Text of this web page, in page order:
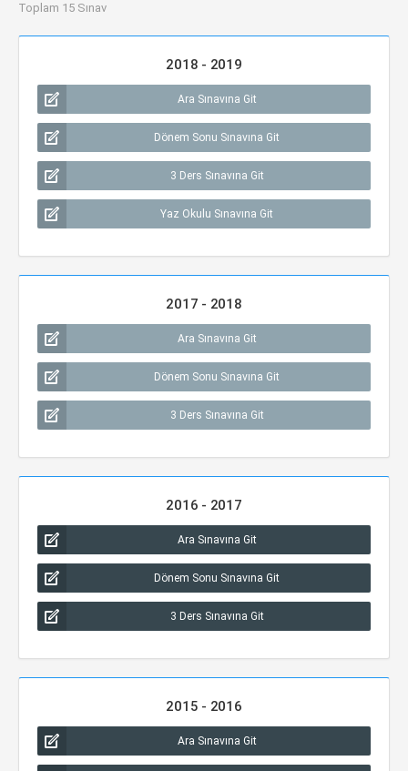
Toplam 15 Sınav
2018 - 2019
Ara Sınavına Git
Dönem Sonu Sınavına Git
3 Ders Sınavına Git
Yaz Okulu Sınavına Git
2017 - 2018
Ara Sınavına Git
Dönem Sonu Sınavına Git
3 Ders Sınavına Git
2016 - 2017
Ara Sınavına Git
Dönem Sonu Sınavına Git
3 Ders Sınavına Git
2015 - 2016
Ara Sınavına Git